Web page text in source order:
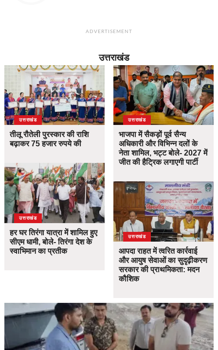
ADVERTISEMENT
उत्तराखंड
उत्तराखंड
तीलू रौतेली पुरस्कार की राशि
बढ़ाकर 75 हजार रुपये की
उत्तराखंड
हर घर तिरंगा यात्रा में शामिल हुए
सीएम धामी, बोले- तिरंगा देश के
स्वाभिमान का प्रतीक
उत्तराखंड
भाजपा में सैकड़ों पूर्व सैन्य
अधिकारी और विभिन्न दलों के
नेता शामिल, भट्ट बोले- 2027 में
जीत की हैट्रिक लगाएगी पार्टी
उत्तराखंड
आपदा राहत में त्वरित कार्रवाई
और आयुष सेवाओं का सुदृढ़ीकरण
सरकार की प्राथमिकता: मदन
कौशिक